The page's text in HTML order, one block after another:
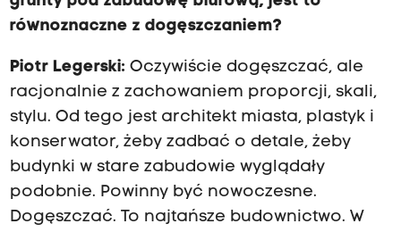
równoznaczne z dogęszczaniem?
Piotr Legerski: Oczywiście dogęszczać, ale
racjonalnie z zachowaniem proporcji, skali,
stylu. Od tego jest architekt miasta, plastyk i
konserwator, żeby zadbać o detale, żeby
budynki w stare zabudowie wyglądały
podobnie. Powinny być nowoczesne.
Dogęszczać. To najtańsze budownictwo. W